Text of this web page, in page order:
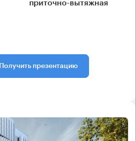
приточно-вытяжная
Получить презентацию